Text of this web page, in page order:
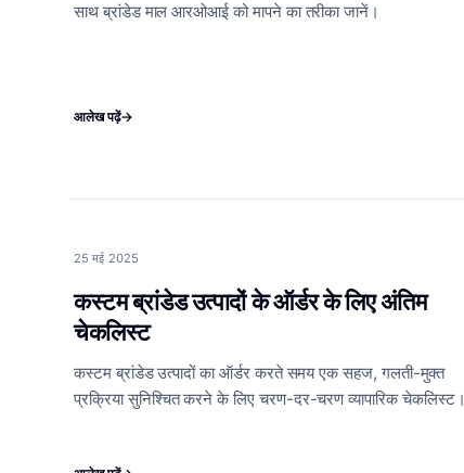
साथ ब्रांडेड माल आरओआई को मापने का तरीका जानें।
आलेख पढ़ें→
25 मई 2025
कस्टम ब्रांडेड उत्पादों के ऑर्डर के लिए अंतिम
चेकलिस्ट
कस्टम ब्रांडेड उत्पादों का ऑर्डर करते समय एक सहज, गलती-मुक्त
प्रक्रिया सुनिश्चित करने के लिए चरण-दर-चरण व्यापारिक चेकलिस्ट।